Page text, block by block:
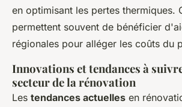
en optimisant les pertes thermiques.
permettent souvent de bénéficier
régionales pour alléger les coûts du
Innovations et tendances à
secteur de la rénovation
Les tendances actuelles en